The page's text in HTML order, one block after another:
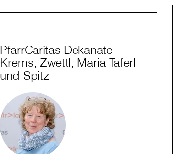
PfarrCaritas Dekanate
Krems, Zwettl, Maria Taferl
und Spitz